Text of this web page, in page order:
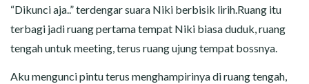
“Dikunci aja..” terdengar suara Niki berbisik lirih.Ruang itu
terbagi jadi ruang pertama tempat Niki biasa duduk, ruang
tengah untuk meeting, terus ruang ujung tempat bossnya.
Aku mengunci pintu terus menghampirinya di ruang tengah,